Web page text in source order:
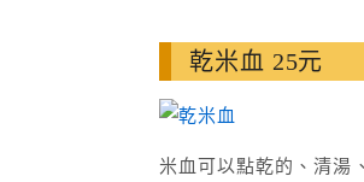
乾米血 25元
米血可以點乾的、清湯